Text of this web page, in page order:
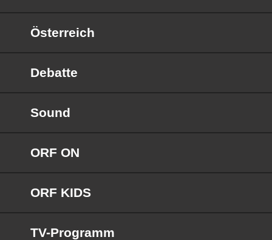
Österreich
Debatte
Sound
ORF ON
ORF KIDS
TV-Programm